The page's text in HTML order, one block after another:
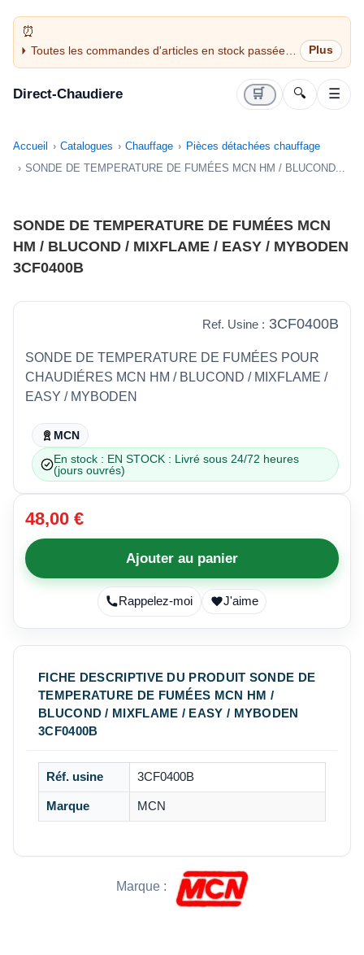
Toutes les commandes d'articles en stock passées
avant 14H sont expédiées le jour même (jours
Direct-Chaudiere 🛒 🔍 ☰
Accueil Catalogues Chauffage
Pièces détachées chauffage
SONDE DE TEMPERATURE DE FUMÉES MCN HM / BLUCOND...
SONDE DE TEMPERATURE DE FUMÉES MCN
HM / BLUCOND / MIXFLAME / EASY / MYBODEN
3CF0400B
Ref. Usine : 3CF0400B
SONDE DE TEMPERATURE DE FUMÉES POUR
CHAUDIÉRES MCN HM / BLUCOND / MIXFLAME /
EASY / MYBODEN
MCN
En stock : EN STOCK : Livré sous 24/72 heures
(jours ouvrés)
48,00 €
Ajouter au panier
Rappelez-moi J'aime
FICHE DESCRIPTIVE DU PRODUIT SONDE DE
TEMPERATURE DE FUMÉES MCN HM /
BLUCOND / MIXFLAME / EASY / MYBODEN
3CF0400B
Réf. usine 3CF0400B
Marque MCN
Marque :